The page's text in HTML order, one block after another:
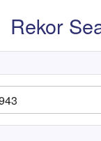
Rekor